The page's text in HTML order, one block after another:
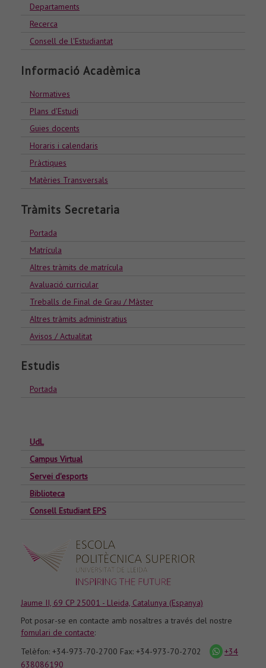
Departaments
Recerca
Consell de l'Estudiantat
Informació Acadèmica
Normatives
Plans d'Estudi
Guies docents
Horaris i calendaris
Pràctiques
Matèries Transversals
Tràmits Secretaria
Portada
Matrícula
Altres tràmits de matrícula
Avaluació curricular
Treballs de Final de Grau / Màster
Altres tràmits administratius
Avisos / Actualitat
Estudis
Portada
UdL
Campus Virtual
Servei d'esports
Biblioteca
Consell Estudiant EPS
Jaume II, 69 CP 25001 - Lleida, Catalunya (Espanya)
Pot posar-se en contacte amb nosaltres a través del nostre
fomulari de contacte:
Telèfon: +34-973-70-2700 Fax: +34-973-70-2702
icona
whatsapp
+34
638086190